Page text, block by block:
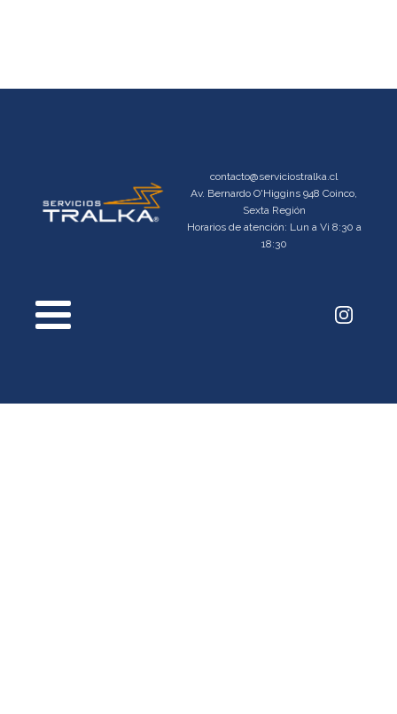
contacto@serviciostralka.cl
Av. Bernardo O'Higgins 948 Coinco,
Sexta Región
Horarios de atención: Lun a Vi 8:30 a
18:30